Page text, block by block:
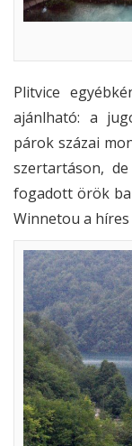
Plitvice
ajánlható: a
párok százai
szertartáson,
fogadott örök
Winnetou a